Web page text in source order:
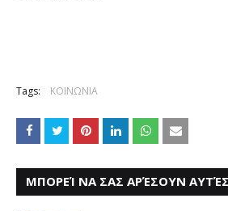
Tags: ΚΟΙΝΩΝΙΑ
ΜΠΟΡΕΊ ΝΑ ΣΑΣ ΑΡΈΣΟΥΝ